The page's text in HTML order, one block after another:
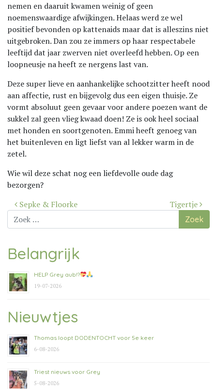
nemen en daaruit kwamen weinig of geen
noemenswaardige afwijkingen. Helaas werd ze wel
positief bevonden op kattenaids maar dat is alleszins niet
uitgebroken. Dan zou ze immers op haar respectabele
leeftijd dat jaar zwerven niet overleefd hebben. Op een
loopneusje na heeft ze nergens last van.
Deze super lieve en aanhankelijke schootzitter heeft nood
aan affectie, rust en bijgevolg dus een eigen thuisje. Ze
vormt absoluut geen gevaar voor andere poezen want de
sukkel zal geen vlieg kwaad doen! Ze is ook heel sociaal
met honden en soortgenoten. Emmi heeft genoeg van
het buitenleven en ligt liefst van al lekker warm in de
zetel.
Wie wil deze schat nog een liefdevolle oude dag
bezorgen?
Bericht
navigatie
Sepke & Floorke
Tigertje
Zoek
naar:
Belangrijk
HELP Grey aub!?
19-07-2026
Nieuwtjes
Thomas loopt DODENTOCHT voor 5e keer
6-08-2026
Triest nieuws voor Grey
5-08-2026